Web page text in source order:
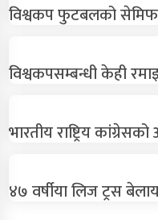
विश्वकप फुटबलको
विश्वकपसम्बन्धी केही
भारतीय राष्ट्रिय
४७ वर्षीया लिज ट्रस